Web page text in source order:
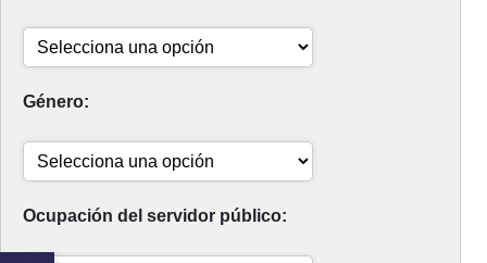
Género:
Ocupación del servidor público: